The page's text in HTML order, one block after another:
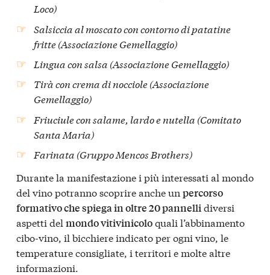
Loco)
Salsiccia al moscato con contorno di patatine
fritte (Associazione Gemellaggio)
Lingua con salsa (Associazione Gemellaggio)
Tirà con crema di nocciole (Associazione
Gemellaggio)
Friuciule con salame, lardo e nutella (Comitato
Santa Maria)
Farinata (Gruppo Mencos Brothers)
Durante la manifestazione i più interessati al mondo
del vino potranno scoprire anche un percorso
formativo che spiega in oltre 20 pannellidiversi
aspetti del mondo vitivinicoloquali l’abbinamento
cibo-vino, il bicchiere indicato per ogni vino, le
temperature consigliate, i territori e molte altre
informazioni.